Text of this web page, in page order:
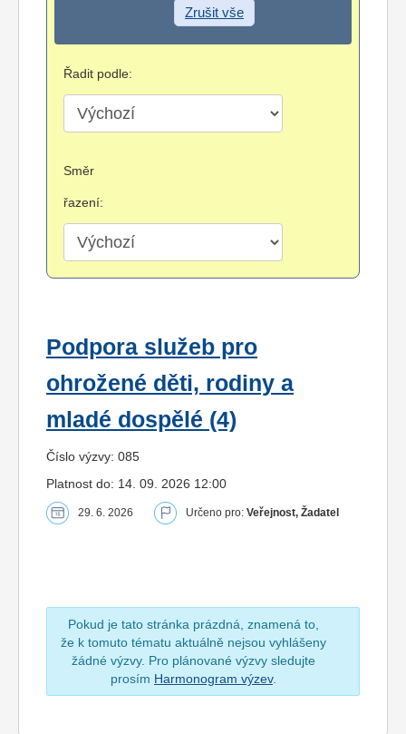
Zrušit vše
Řadit podle:
Směr
řazení:
Podpora služeb pro
ohrožené děti, rodiny a
mladé dospělé (4)
Číslo výzvy: 085
Platnost do: 14. 09. 2026 12:00
29. 6. 2026 Určeno pro: Veřejnost, Žadatel
Pokud je tato stránka prázdná, znamená to,
že k tomuto tématu aktuálně nejsou vyhlášeny
žádné výzvy. Pro plánované výzvy sledujte
prosím Harmonogram výzev.